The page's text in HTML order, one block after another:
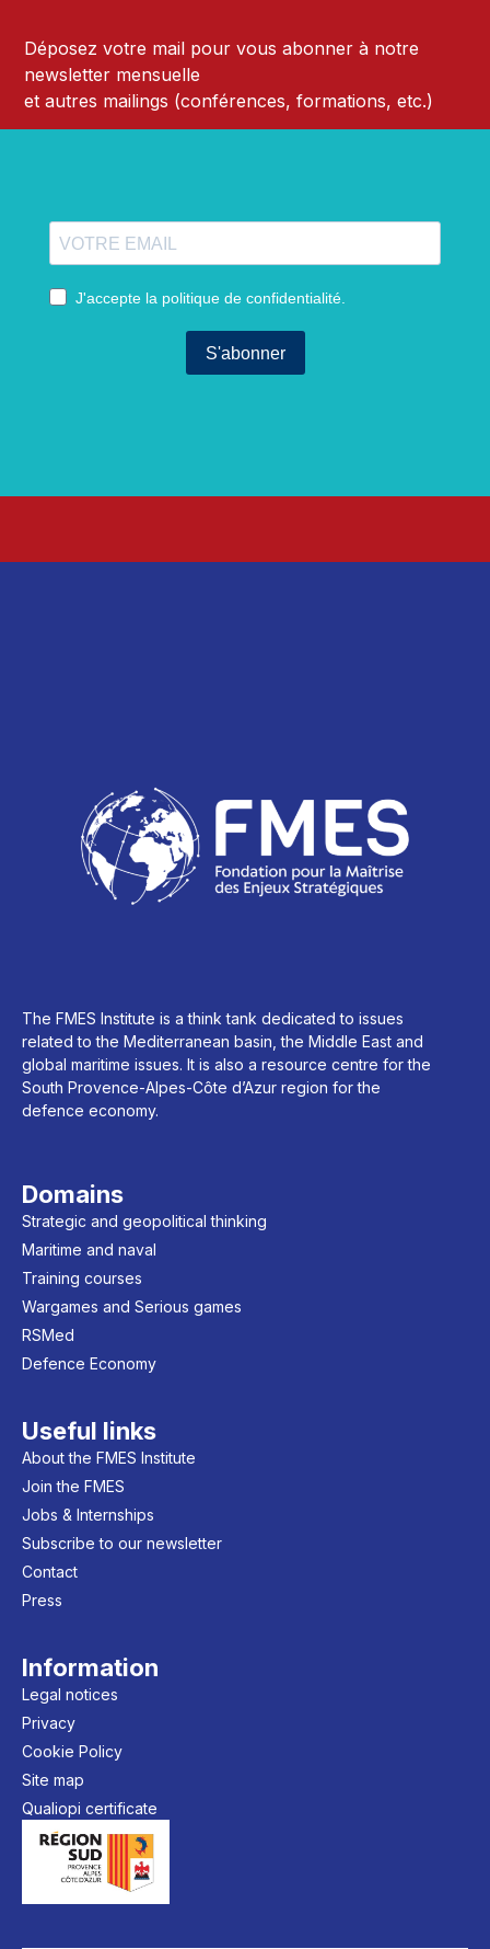
Déposez votre mail pour vous abonner à notre
newsletter mensuelle
et autres mailings (conférences, formations, etc.)
The FMES Institute is a think tank dedicated to issues
related to the Mediterranean basin, the Middle East and
global maritime issues. It is also a resource centre for the
South Provence-Alpes-Côte d’Azur region for the
defence economy.
Domains
Strategic and geopolitical thinking
Maritime and naval
Training courses
Wargames and Serious games
RSMed
Defence Economy
Useful links
About the FMES Institute
Join the FMES
Jobs & Internships
Subscribe to our newsletter
Contact
Press
Information
Legal notices
Privacy
Cookie Policy
Site map
Qualiopi certificate